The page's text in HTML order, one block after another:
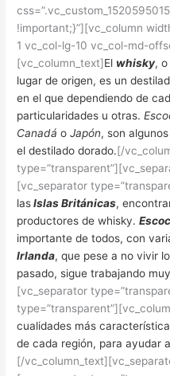
!important;}”][vc_column
1 vc_col-lg-10 vc_col-md-
[vc_column_text]El whisky, o
lugar de origen, es un
en el que dependiendo de
particularidades u otras.
Canadá oJapón, son
el destilado dorado.[/
[vc_separator
lasIslas Británicas,
productores de whisky.
importante de todos, con
Irlanda, que pese a no vivir
pasado, sigue trabajando
[vc_separator
cualidades más
de cada región, para ayudar
[/